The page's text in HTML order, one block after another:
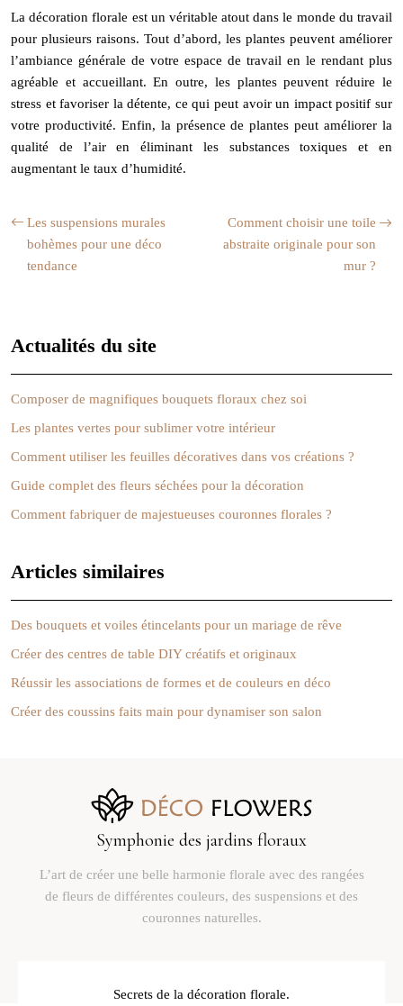
La décoration florale est un véritable atout dans le monde du travail
pour plusieurs raisons. Tout d’abord, les plantes peuvent améliorer
l’ambiance générale de votre espace de travail en le rendant plus
agréable et accueillant. En outre, les plantes peuvent réduire le
stress et favoriser la détente, ce qui peut avoir un impact positif sur
votre productivité. Enfin, la présence de plantes peut améliorer la
qualité de l’air en éliminant les substances toxiques et en
augmentant le taux d’humidité.
Les suspensions murales
bohèmes pour une déco
tendance
Comment choisir une toile
abstraite originale pour son
mur ?
Actualités du site
Composer de magnifiques bouquets floraux chez soi
Les plantes vertes pour sublimer votre intérieur
Comment utiliser les feuilles décoratives dans vos créations ?
Guide complet des fleurs séchées pour la décoration
Comment fabriquer de majestueuses couronnes florales ?
Articles similaires
Des bouquets et voiles étincelants pour un mariage de rêve
Créer des centres de table DIY créatifs et originaux
Réussir les associations de formes et de couleurs en déco
Créer des coussins faits main pour dynamiser son salon
Symphonie des jardins floraux
L’art de créer une belle harmonie florale avec des rangées
de fleurs de différentes couleurs, des suspensions et des
couronnes naturelles.
Secrets de la décoration florale.